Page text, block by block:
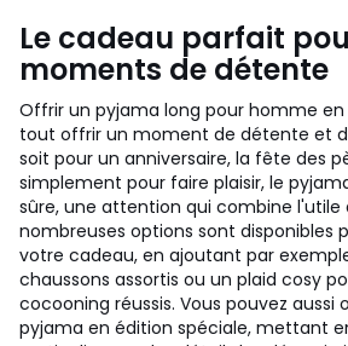
Le cadeau parfait
moments de détente
Offrir un pyjama long pour homme
tout offrir un moment de détente et
soit pour un anniversaire, la fête des
simplement pour faire plaisir, le
sûre, une attention qui combine l'utile
nombreuses options sont disponibles
votre cadeau, en ajoutant par
chaussons assortis ou un plaid cosy
cocooning réussis. Vous pouvez aussi
pyjama en édition spéciale, mettant